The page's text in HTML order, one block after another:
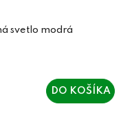
svetlo modrá
DO KOŠÍKA